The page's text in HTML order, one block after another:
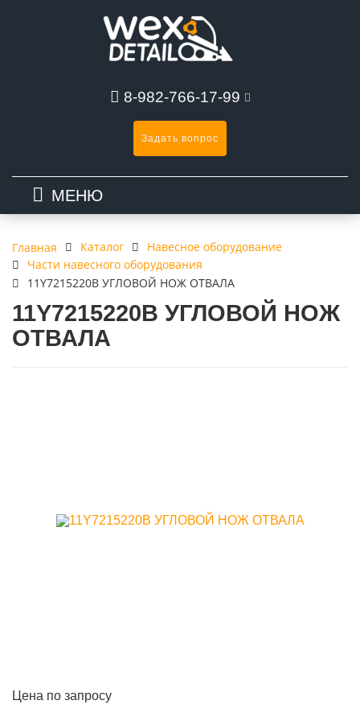
8-982-766-17-99
Задать вопрос
МЕНЮ
Главная Каталог
Навесное оборудование
Части навесного оборудования
11Y7215220B УГЛОВОЙ НОЖ ОТВАЛА
11Y7215220B УГЛОВОЙ НОЖ
ОТВАЛА
Цена по запросу